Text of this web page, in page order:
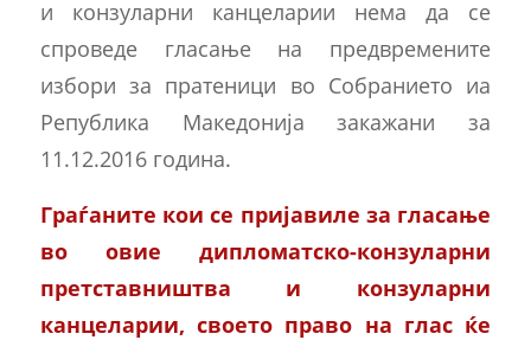
и конзуларни канцеларии нема да се
спроведе гласање на предвремените
избори за пратеници во Собранието иа
Република Македонија закажани за
11.12.2016 година.
Граѓаните кои се пријавиле за гласање
во овие дипломатско-конзуларни
претставништва и конзуларни
канцеларии, своето право на глас ќе